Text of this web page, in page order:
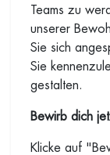
Teams zu
unserer
Sie sich
Sie
gestalten.
Bewirb dich
Klicke auf